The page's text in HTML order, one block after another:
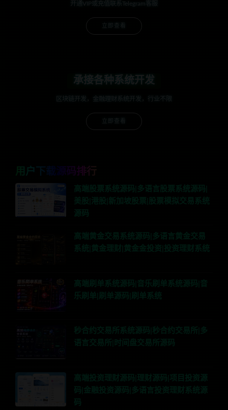
开通VIP或充值联系Telegram客服
立即查看
承接各种系统开发
区块链开发，金融理财系统开发，行业不限
立即查看
用户下载源码排行
高端股票系统源码|多语言股票系统源码|
美股|港股|新加坡股票|股票模拟交易系统
源码
高端黄金交易系统源码|多语言黄金交易
系统|黄金理财|黄金金投资|投资理财系统
高端刷单系统源码|音乐刷单系统源码|音
乐刷单|刷单源码|刷单系统
秒合约交易所系统源码|秒合约交易所|多
语言交易所|时间盘交易所源码
高端投资理财源码|理财源码|项目投资源
码|金融投资源码|多语言投资理财系统源
码